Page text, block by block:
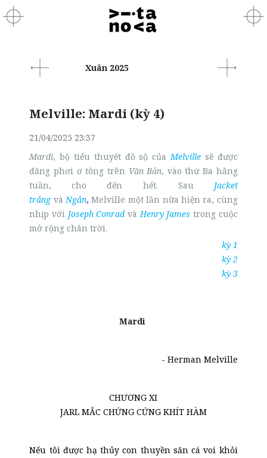
Xuân 2025
Melville: Mardi (kỳ 4)
21/04/2025 23:37
Mardi, bộ tiểu thuyết đồ sộ củaMelville sẽ được
đăng phơi ơ tông trên Văn Bản, vào thứ Ba hằng
tuần, cho đến hết. Sau Jacket
trắng vàNgắn,Melville một lần nữa hiện ra, cùng
nhịp với Joseph Conrad vàHenry James trong cuộc
mở rộng chân trời.
kỳ 1
kỳ 2
kỳ 3
Mardi
- Herman Melville
CHƯƠNG XI
JARL MẮC CHỨNG CỨNG KHÍT HÀM
Nếu tôi được hạ thủy con thuyền săn cá voi khỏi